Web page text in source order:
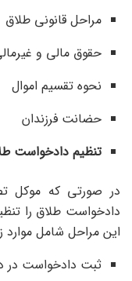
مراحل قانونی طلاق
حقوق مالی و
نحوه تقسیم اموال
حضانت فرزندان
تنظیم دادخواست
در صورتی که موکل
دادخواست طلاق را
این مراحل شامل موارد
ثبت دادخواست در